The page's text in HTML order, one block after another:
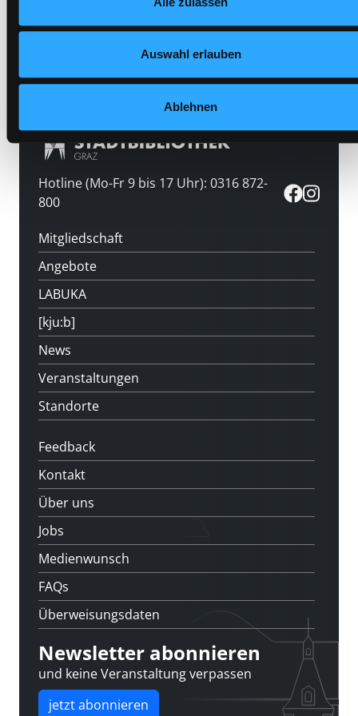
Datenschutzerklärungund in unserem
Auswahl erlauben
Ablehnen
Medium auf die Postliste setzen
Hotline (Mo-Fr 9 bis 17 Uhr): 0316 872-
800
Mitgliedschaft
Angebote
LABUKA
[kju:b]
News
Veranstaltungen
Standorte
Feedback
Kontakt
Über uns
Jobs
Medienwunsch
FAQs
Überweisungsdaten
Newsletter abonnieren
und keine Veranstaltung verpassen
jetzt abonnieren